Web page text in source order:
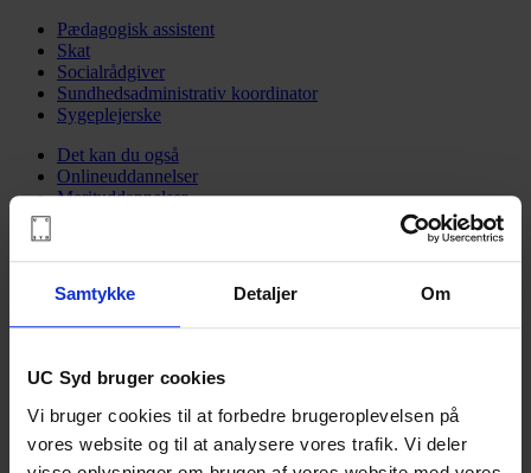
Samtykke Detaljer Om
UC Syd bruger cookies
Vi bruger cookies til at forbedre brugeroplevelsen på
vores website og til at analysere vores trafik. Vi deler
Pædagogisk assistent
Skat
Socialrådgiver
Sundhedsadministrativ koordinator
Sygeplejerske
Det kan du også
Onlineuddannelser
Merituddannelser
Elitesport og uddannelse
Videreuddannelse
Offentlig administration
Psykiatri
Socialområdet